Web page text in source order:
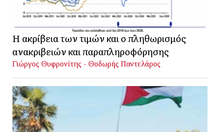
Η ακρίβεια των τιμών και ο πληθωρισμός
ανακριβειών και παραπληροφόρησης
Γιώργος Θυφρονίτης - Θοδωρής Παντελάρος